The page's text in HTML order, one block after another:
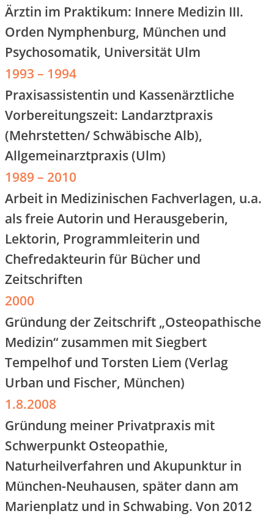
Ärztin im Praktikum: Innere Medizin III.
Orden Nymphenburg, München und
Psychosomatik, Universität Ulm
1993 – 1994
Praxisassistentin und Kassenärztliche
Vorbereitungszeit: Landarztpraxis
(Mehrstetten/ Schwäbische Alb),
Allgemeinarztpraxis (Ulm)
1989 – 2010
Arbeit in Medizinischen Fachverlagen, u.a.
als freie Autorin und Herausgeberin,
Lektorin, Programmleiterin und
Chefredakteurin für Bücher und
Zeitschriften
2000
Gründung der Zeitschrift „Osteopathische
Medizin“ zusammen mit Siegbert
Tempelhof und Torsten Liem (Verlag
Urban und Fischer, München)
1.8.2008
Gründung meiner Privatpraxis mit
Schwerpunkt Osteopathie,
Naturheilverfahren und Akupunktur in
München-Neuhausen, später dann am
Marienplatz und in Schwabing. Von 2012